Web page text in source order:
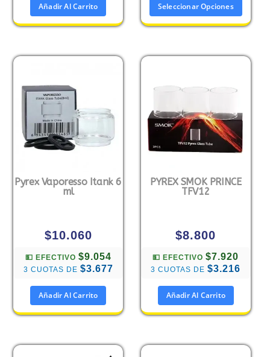
Añadir Al Carrito Seleccionar Opciones
Pyrex Vaporesso Itank 6
ml
$10.060
💵 EFECTIVO $9.054
3 CUOTAS DE $3.677
Añadir Al Carrito
PYREX SMOK PRINCE
TFV12
$8.800
💵 EFECTIVO$7.920
3 CUOTAS DE$3.216
Añadir Al Carrito